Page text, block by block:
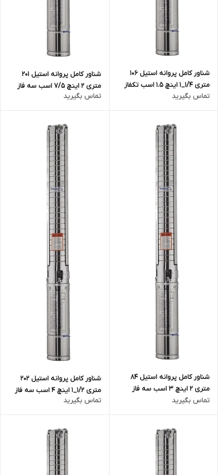
شناور کامل پروانه استیل ۱۰۶
متری ۱/۴_۱ اینچ ۱.۵ اسب تکفاز
مدل 4SPM3/18 | الکترو پمپ
تماس بگیرید
شناور کامل پروانه استیل 201
متری ۲ اینچ 7/5 اسب سه فاز
مدل 4SP8/36
تماس بگیرید
شناور کامل پروانه استیل 84
متری ۲ اینچ 3 اسب سه فاز
مدل 4SP8/16
تماس بگیرید
شناور کامل پروانه استیل ۲۰۲
متری ۱/۲_۱ اینچ ۴ اسب سه فاز
مدل 4SP5/33 | الکترو پمپ
شناور تمام استیل ۱.۵ اینچ ۳ فاز
تماس بگیرید